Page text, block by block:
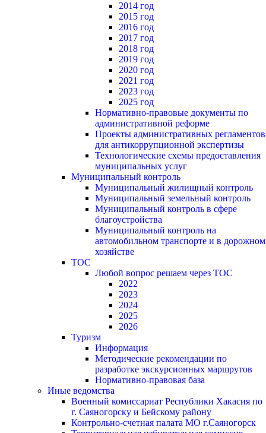
2014 год
2015 год
2016 год
2017 год
2018 год
2019 год
2020 год
2021 год
2023 год
2025 год
Нормативно-правовые документы по
административной реформе
Проекты административных регламентов
для антикоррупционной экспертизы
Технологические схемы предоставления
муниципальных услуг
Муниципальный контроль
Муниципальный жилищный контроль
Муниципальный земельный контроль
Муниципальный контроль в сфере
благоустройства
Муниципальный контроль на
автомобильном транспорте и в дорожном
хозяйстве
ТОС
Любой вопрос решаем через ТОС
2022
2023
2024
2025
2026
Туризм
Информация
Методические рекомендации по
разработке экскурсионных маршрутов
Нормативно-правовая база
Иные ведомства
Военный комиссариат Республики Хакасия по
г. Саяногорску и Бейскому району
Контрольно-счетная палата МО г.Саяногорск